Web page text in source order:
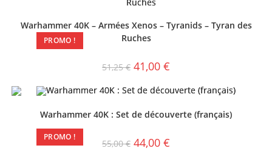
PROMO !
Warhammer 40K – Armées Xenos – Tyranids – Tyran des
Ruches
51,25€ 41,00 €
PROMO !
Warhammer 40K : Set de découverte (français)
55,00€ 44,00 €